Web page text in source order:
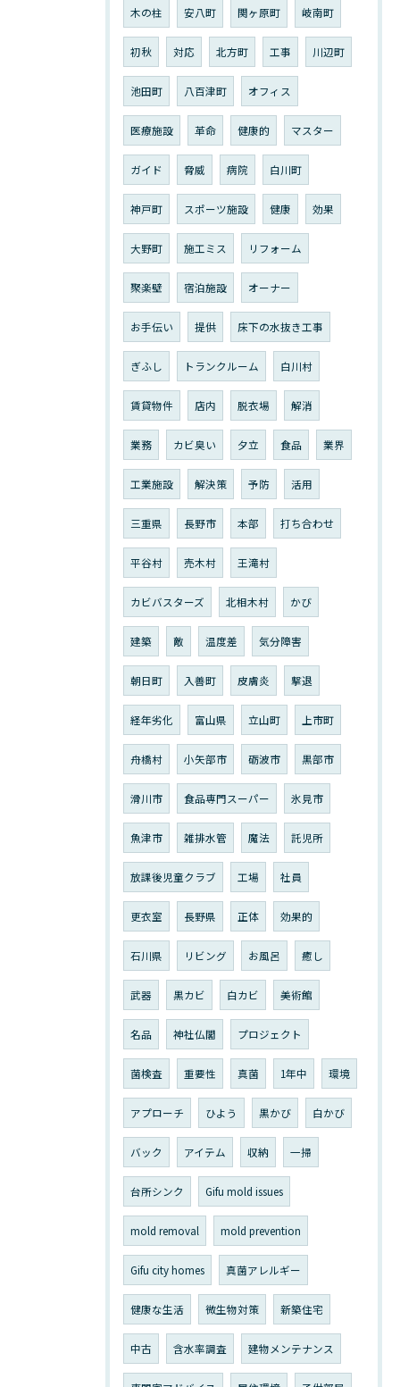
木の柱 安八町 関ヶ原町 岐南町
初秋 対応 北方町 工事 川辺町
池田町 八百津町 オフィス
医療施設 革命 健康的 マスター
ガイド 脅威 病院 白川町
神戸町 スポーツ施設 健康 効果
大野町 施工ミス リフォーム
聚楽壁 宿泊施設 オーナー
お手伝い 提供 床下の水抜き工事
ぎふし トランクルーム 白川村
賃貸物件 店内 脱衣場 解消
業務 カビ臭い 夕立 食品 業界
工業施設 解決策 予防 活用
三重県 長野市 本部 打ち合わせ
平谷村 売木村 王滝村
カビバスターズ 北相木村 かび
建築 敵 温度差 気分障害
朝日町 入善町 皮膚炎 撃退
経年劣化 富山県 立山町 上市町
舟橋村 小矢部市 砺波市 黒部市
滑川市 食品専門スーパー 氷見市
魚津市 雑排水管 魔法 託児所
放課後児童クラブ 工場 社員
更衣室 長野県 正体 効果的
石川県 リビング お風呂 癒し
武器 黒カビ 白カビ 美術館
名品 神社仏閣 プロジェクト
菌検査 重要性 真菌 1年中 環境
アプローチ ひよう 黒かび 白かび
バック アイテム 収納 一掃
台所シンク Gifu mold issues
mold removal mold prevention
Gifu city homes 真菌アレルギー
健康な生活 微生物対策 新築住宅
中古 含水率調査 建物メンテナンス